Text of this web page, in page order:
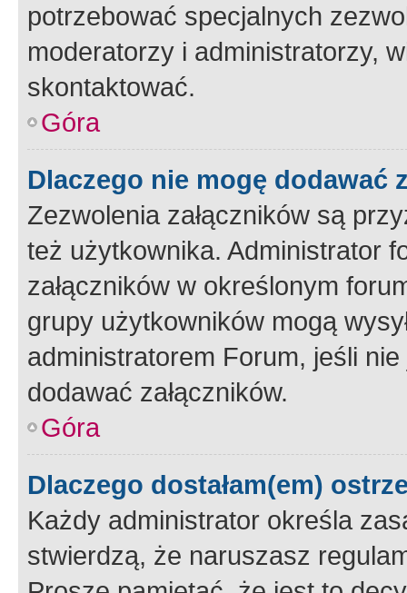
potrzebować specjalnych
moderatorzy i administratorzy,
skontaktować.
Góra
Dlaczego nie mogę dodawać
Zezwolenia załączników są
też użytkownika. Administrator
załączników w określonym
grupy użytkowników mogą
administratorem Forum, jeśli
dodawać załączników.
Góra
Dlaczego dostałam(em)
Każdy administrator określa
stwierdzą, że naruszasz